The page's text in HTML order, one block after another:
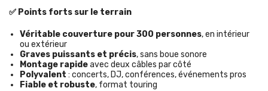
✅ Points forts sur le terrain
Véritable couverture pour 300 personnes, en intérieur
ou extérieur
Graves puissants et précis, sans boue sonore
Montage rapideavec deux câbles par côté
Polyvalent : concerts, DJ, conférences, événements pros
Fiable et robuste, format touring